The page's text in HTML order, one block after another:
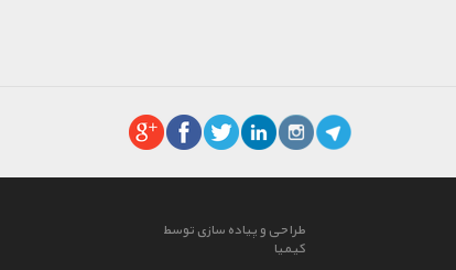
طراحی و پیاده سازی توسط
کیمیا